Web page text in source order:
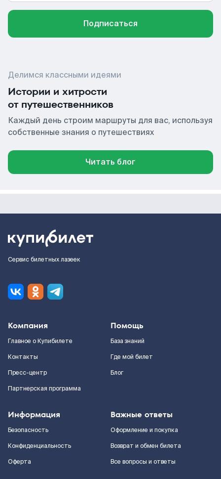
Подписаться
Делимся классными идеями
Истории и хитрости
от путешественников
Каждый день строим маршруты для вас, используя
собственные знания о путешествиях
Читать блог
Сервис билетных лазеек
Компания
Главное о Купибилете
Контакты
Пресс-центр
Партнерская программа
Помощь
База знаний
Где мой билет
Блог
Информация
Безопасность
Конфиденциальность
Оферта
Важные ответы
Оформление и покупка
Возврат и обмен билета
Все вопросы и ответы